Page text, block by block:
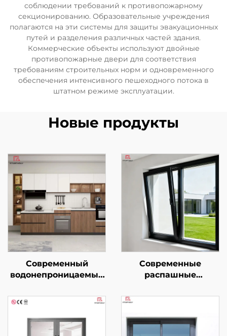
соблюдении требований к противопожарному
секционированию. Образовательные учреждения
полагаются на эти системы для защиты эвакуационных
путей и разделения различных частей здания.
Коммерческие объекты используют двойные
противопожарные двери для соответствия
требованиям строительных норм и одновременного
обеспечения интенсивного пешеходного потока в
штатном режиме эксплуатации.
Новые продукты
Современный
водонепроницаемый
полностью
алюминиевый
кухонный гарнитур и
шкаф по
Современные
распашные
алюминиевые окна с
звукоизоляцией,
экраном и